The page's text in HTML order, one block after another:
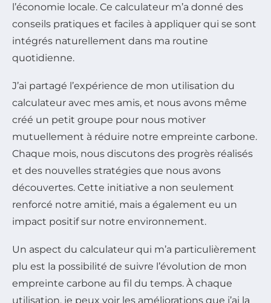
l’économie locale. Ce calculateur m’a donné des
conseils pratiques et faciles à appliquer qui se sont
intégrés naturellement dans ma routine
quotidienne.
J’ai partagé l’expérience de mon utilisation du
calculateur avec mes amis, et nous avons même
créé un petit groupe pour nous motiver
mutuellement à réduire notre empreinte carbone.
Chaque mois, nous discutons des progrès réalisés
et des nouvelles stratégies que nous avons
découvertes. Cette initiative a non seulement
renforcé notre amitié, mais a également eu un
impact positif sur notre environnement.
Un aspect du calculateur qui m’a particulièrement
plu est la possibilité de suivre l’évolution de mon
empreinte carbone au fil du temps. À chaque
utilisation, je peux voir les améliorations que j’ai la